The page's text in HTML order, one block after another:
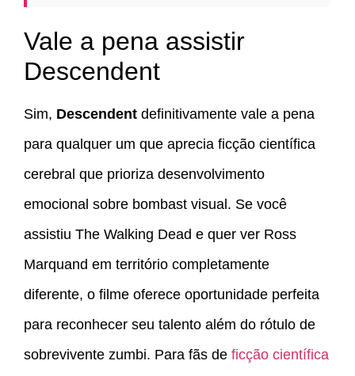
Vale a pena assistir
Descendent
Sim, Descendent definitivamente vale a pena
para qualquer um que aprecia ficção científica
cerebral que prioriza desenvolvimento
emocional sobre bombast visual. Se você
assistiu The Walking Dead e quer ver Ross
Marquand em território completamente
diferente, o filme oferece oportunidade perfeita
para reconhecer seu talento além do rótulo de
sobrevivente zumbi. Para fãs de ficção científica